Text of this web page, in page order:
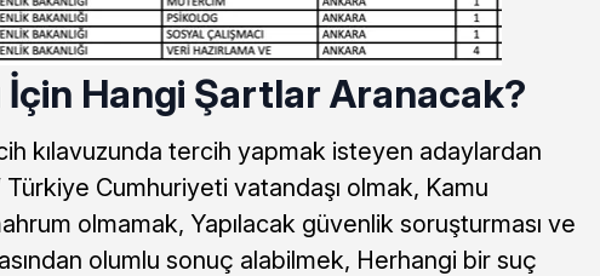
Hangi Şartlar Aranacak?
kılavuzunda tercih yapmak isteyen adaylardan
Türkiye Cumhuriyeti vatandaşı olmak, Kamu
olmamak, Yapılacak güvenlik soruşturması ve
olumlu sonuç alabilmek, Herhangi bir suç